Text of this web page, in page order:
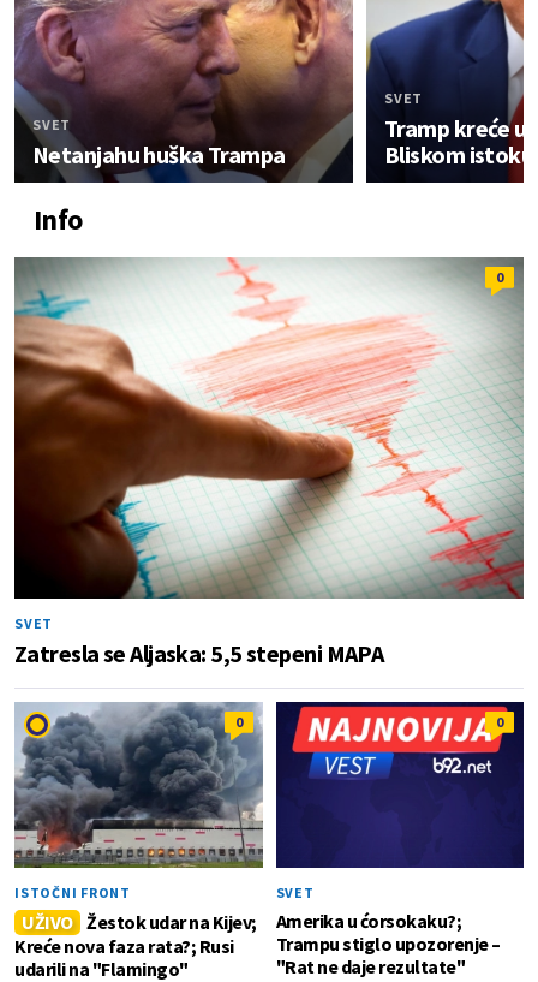
SVET
Netanjahu huška Trampa
SVET
Tramp kreće u
Bliskom
Info
0
SVET
Zatresla se Aljaska: 5,5 stepeni MAPA
0
ISTOČNI FRONT
UŽIVO Žestok udar na Kijev;
Kreće nova faza rata?; Rusi
udarili na "Flamingo"
0
SVET
Amerika u ćorsokaku?;
Trampu stiglo upozorenje –
"Rat ne daje rezultate"